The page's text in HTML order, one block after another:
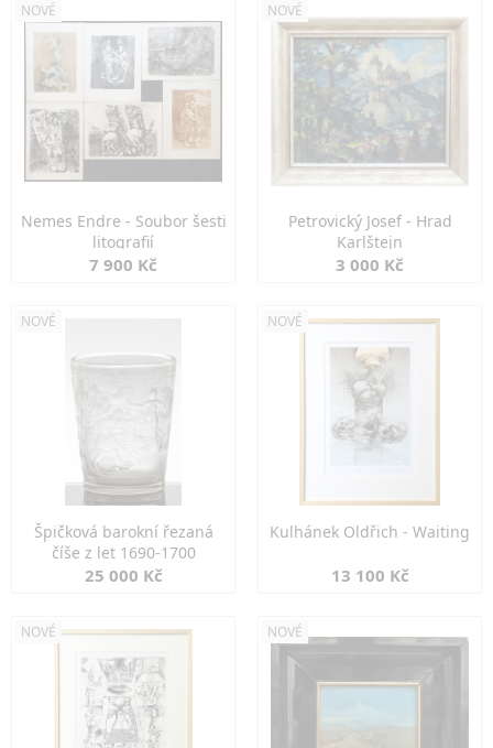
NOVÉ
Nemes Endre - Soubor šesti
litografií
7 900 Kč
NOVÉ
Petrovický Josef - Hrad
Karlštejn
3 000 Kč
NOVÉ
Špičková barokní řezaná
číše z let 1690-1700
25 000 Kč
NOVÉ
Kulhánek Oldřich - Waiting
13 100 Kč
NOVÉ NOVÉ